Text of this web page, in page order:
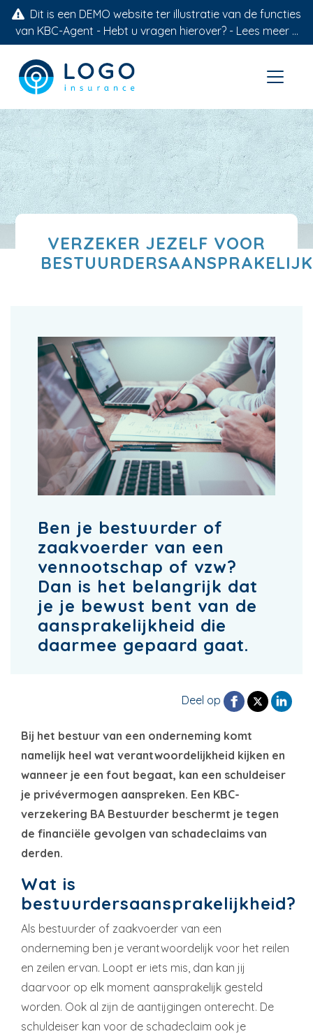
Dit is een DEMO website ter illustratie van de functies
van KBC-Agent - Hebt u vragen hierover? - Lees meer ...
VERZEKER JEZELF VOOR
Ben je bestuurder of
zaakvoerder van een
vennootschap of vzw?
Dan is het belangrijk dat
je je bewust bent van de
aansprakelijkheid die
daarmee gepaard gaat.
Deel op
Bij het bestuur van een onderneming komt
namelijk heel wat verantwoordelijkheid kijken en
wanneer je een fout begaat, kan een schuldeiser
je privévermogen aanspreken. Een KBC-
verzekering BA Bestuurder beschermt je tegen
de financiële gevolgen van schadeclaims van
derden.
Wat is
bestuurdersaansprakelijkheid?
Als bestuurder of zaakvoerder van een
onderneming ben je verantwoordelijk voor het reilen
en zeilen ervan. Loopt er iets mis, dan kan jij
daarvoor op elk moment aansprakelijk gesteld
worden. Ook al zijn de aantijgingen onterecht. De
schuldeiser kan voor de schadeclaim ook je